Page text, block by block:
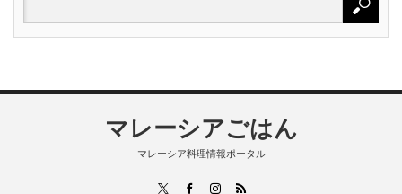
マレーシアごはん
マレーシア料理情報ポータル
FacebookInstagram
RSS